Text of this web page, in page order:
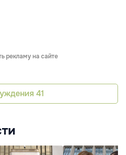
рекламу на сайте
41